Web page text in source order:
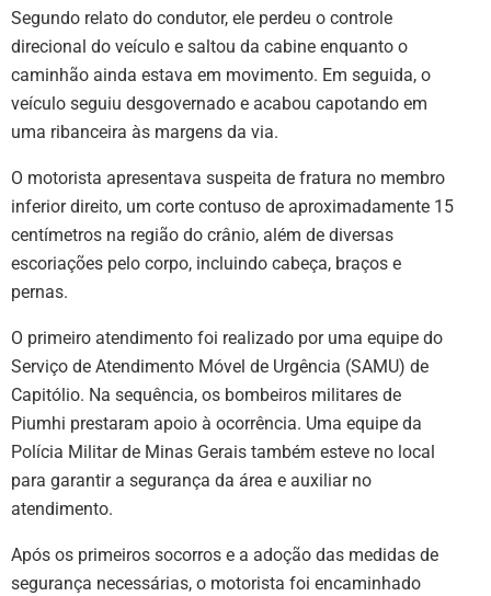
Segundo relato do condutor, ele perdeu o controle
direcional do veículo e saltou da cabine enquanto o
caminhão ainda estava em movimento. Em seguida, o
veículo seguiu desgovernado e acabou capotando em
uma ribanceira às margens da via.
O motorista apresentava suspeita de fratura no membro
inferior direito, um corte contuso de aproximadamente 15
centímetros na região do crânio, além de diversas
escoriações pelo corpo, incluindo cabeça, braços e
pernas.
O primeiro atendimento foi realizado por uma equipe do
Serviço de Atendimento Móvel de Urgência (SAMU) de
Capitólio. Na sequência, os bombeiros militares de
Piumhi prestaram apoio à ocorrência. Uma equipe da
Polícia Militar de Minas Gerais também esteve no local
para garantir a segurança da área e auxiliar no
atendimento.
Após os primeiros socorros e a adoção das medidas de
segurança necessárias, o motorista foi encaminhado